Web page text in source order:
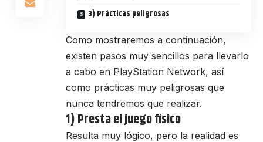
3) Prácticas peligrosas
Como mostraremos a continuación,
existen pasos muy sencillos para llevarlo
a cabo en PlayStation Network, así
como prácticas muy peligrosas que
nunca tendremos que realizar.
1) Presta el juego físico
Resulta muy lógico, pero la realidad es